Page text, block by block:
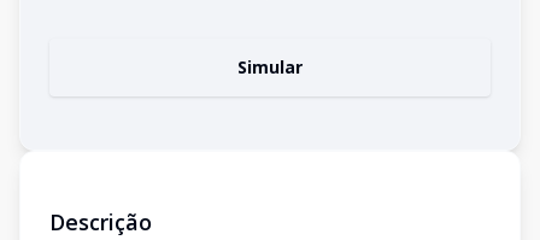
Simular
Descrição